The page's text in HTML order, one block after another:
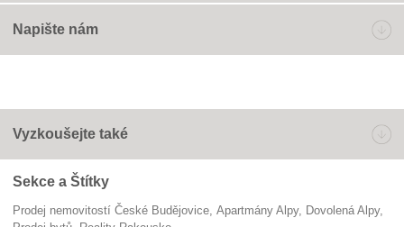
Napište nám
Vyzkoušejte také
Sekce a Štítky
Prodej nemovitostí České Budějovice apartmány Alpy
dovolená Alpy